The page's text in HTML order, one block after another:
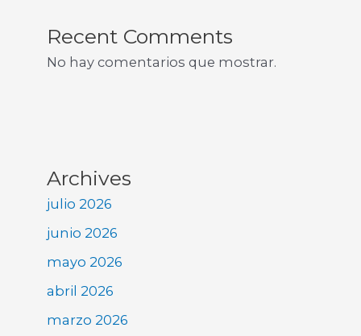
Recent Comments
No hay comentarios que mostrar.
Archives
julio 2026
junio 2026
mayo 2026
abril 2026
marzo 2026